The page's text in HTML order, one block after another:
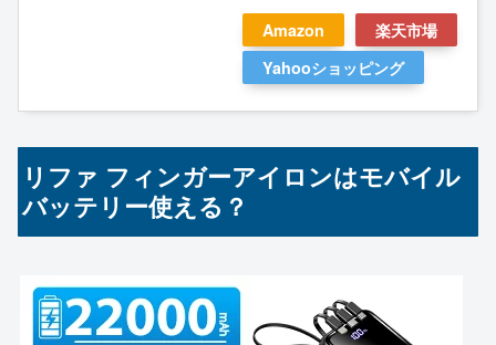
Amazon
楽天市場
Yahooショッピング
リファ フィンガーアイロンはモバイル
バッテリー使える？